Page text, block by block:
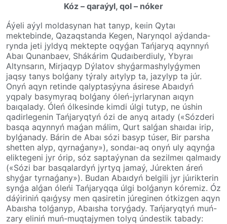
Kóz – qaraýyl, qol – nóker
Áýeli aýyl moldasynan hat tanyp, keıin Qytaı
mektebinde, Qazaqstanda Kegen, Naryn­qol­ aýdan­da­
rynda jeti jyldyq mektepte oqy­ǵan Tań­ja­ryq aqynnyń
Abaı Qunanbaev, Shákárim Qudaıberdiuly, Ybyraı
Altyns­a­rın,­ Mirjaqyp Dýlatov shyǵarmashylyǵymen
jaqsy tanys bolǵany týraly aıtylyp ta,­ jazy­lyp­ ta júr.
Onyń aqyn retinde qalyp­­ta­­sýyna ásirese Abaıdyń
yqpaly basymyraq bolǵany óleń-jyr­la­rynan aıqyn
baıqalady. Óleń ólkesinde kimdi úlgi tutyp, ne úshin
qadir­le­genin Tańjaryqtyń ózi de anyq aıtady («Sózderi
basqa aqynnyń maǵan málim, Qurt salǵan shaıdaı irip,
bylǵanady. Bárin de Abaı sózi basyp túser, Bir parsha
shetten alyp, qyrnaǵany»), sondaı-aq onyń uly aqynǵa
eliktegeni jyr órip, sóz saptaýynan da sezilmeı qalmaıdy
(«Sózi bar basqalardyń jyr­tyq jamaý, Júrekten áreń
shyǵar tyr­na­ǵany»). Budan Abaıdyń belgili jyr júı­rik­terin
synǵa alǵan óleńi Tańjaryqqa úlgi bol­ǵanyn kóremiz. Óz
dáýiriniń qaıǵysy men qasiretin júreginen ótkizgen aqyn
Abaısha tolǵanyp, Abaısha toryǵady. Tańjaryqtyń muń­-
zary eliniń muń-muqtajymen tolyq úndes­tik tabady: